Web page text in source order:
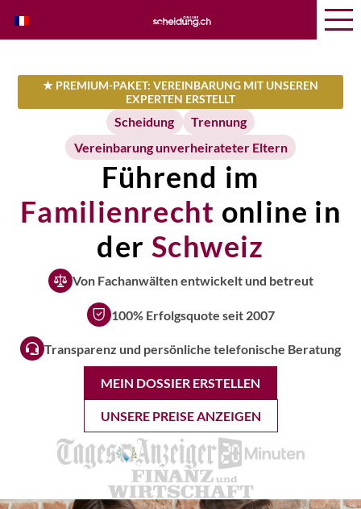
★ PREMIUM-PAKET: VEREINBARUNG MIT UNSEREN
EXPERTEN ERSTELLT
Scheidung
Trennung
Vereinbarung unverheirateter Eltern
Führend im
Familienrecht online in
der Schweiz
Von Fachanwälten entwickelt und betreut
100% Erfolgsquote seit 2007
Transparenz und persönliche telefonische Beratung
MEIN DOSSIER ERSTELLEN
UNSERE PREISE ANZEIGEN